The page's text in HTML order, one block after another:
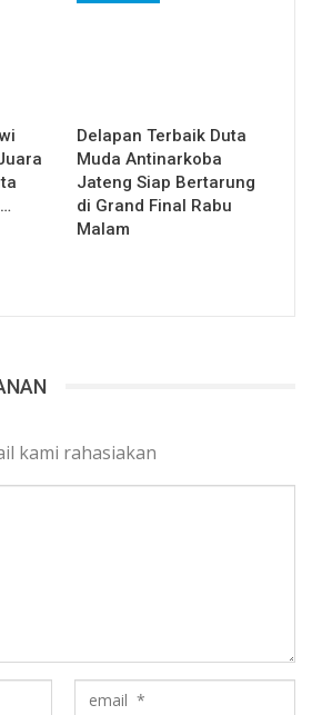
Delapan Terbaik Duta
Muda Antinarkoba
Jateng Siap Bertarung
di Grand Final Rabu
Malam
kami rahasiakan